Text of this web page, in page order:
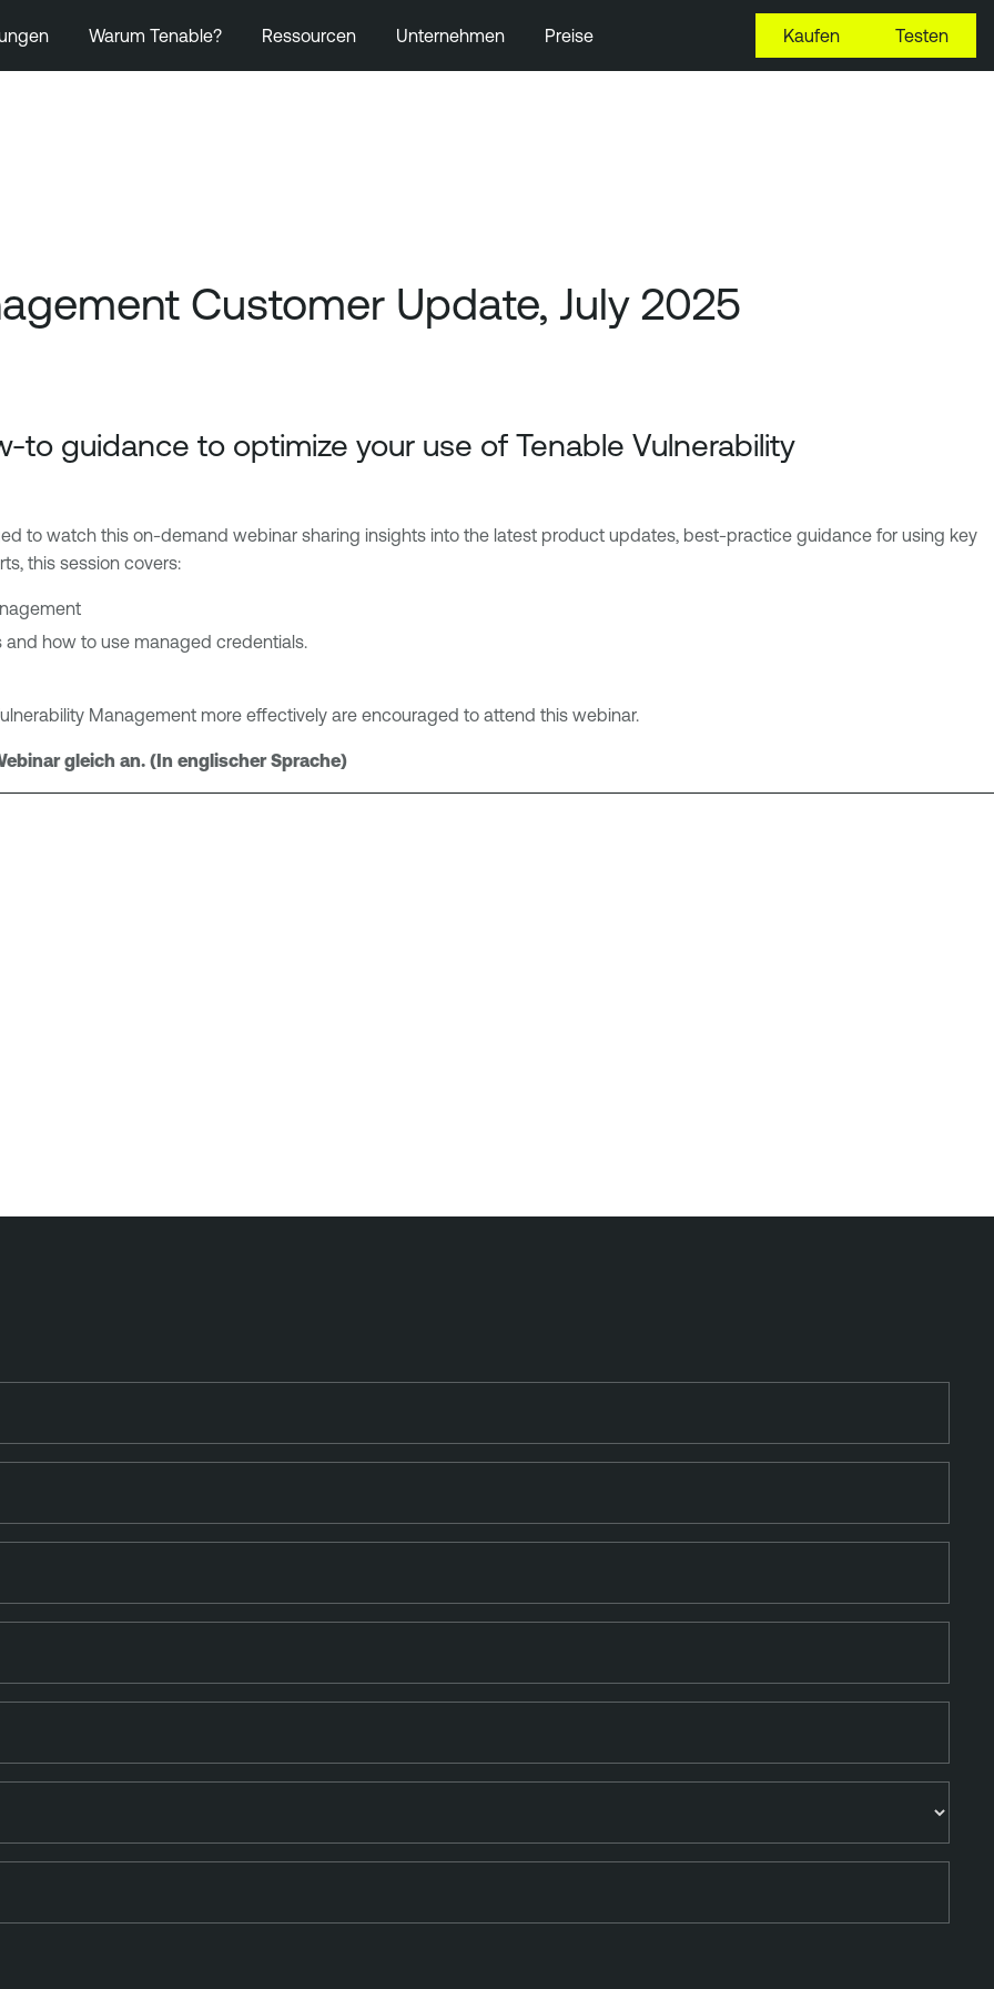
Warum Tenable? Ressourcen Unternehmen Preise Kaufen Testen
Customer Update, July 2025
guidance to optimize your use of Tenable Vulnerability
to watch this on-demand webinar sharing insights into the latest product updates, best-practice guidance for using key
this session covers:
how to use managed credentials.
Management more effectively are encouraged to attend this webinar.
gleich an. (In englischer Sprache)